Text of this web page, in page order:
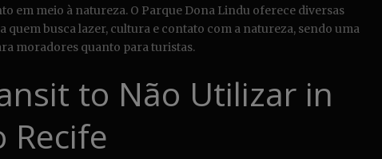
em meio à natureza. O Parque Dona Lindu oferece diversas
quem busca lazer, cultura e contato com a natureza, sendo uma
moradores quanto para turistas.
to Não Utilizar in
Recife